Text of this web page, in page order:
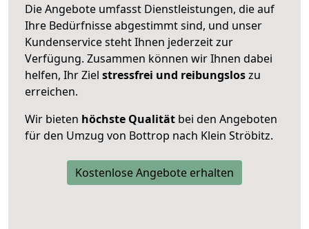
Die Angebote umfasst Dienstleistungen, die auf
Ihre Bedürfnisse abgestimmt sind, und unser
Kundenservice steht Ihnen jederzeit zur
Verfügung. Zusammen können wir Ihnen dabei
helfen, Ihr Ziel stressfrei und reibungsloszu
erreichen.
Wir bieten höchste Qualität bei den Angeboten
für den Umzug von Bottrop nach Klein Ströbitz.
Kostenlose Angebote erhalten